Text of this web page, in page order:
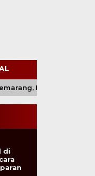
Kapolri Terima
di